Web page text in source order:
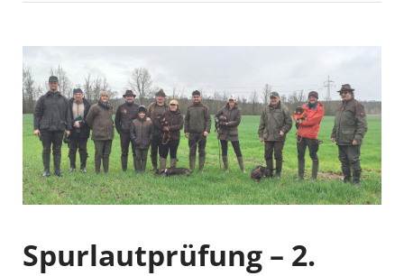
Spurlautprüfung – 2.